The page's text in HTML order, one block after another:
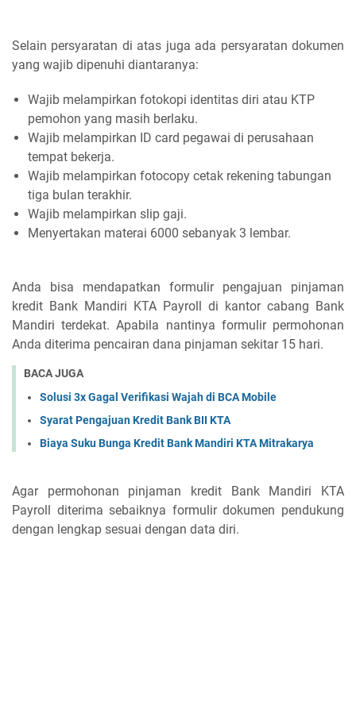
Selain persyaratan di atas juga ada persyaratan dokumen
yang wajib dipenuhi diantaranya:
Wajib melampirkan fotokopi identitas diri atau KTP
pemohon yang masih berlaku.
Wajib melampirkan ID card pegawai di perusahaan
tempat bekerja.
Wajib melampirkan fotocopy cetak rekening tabungan
tiga bulan terakhir.
Wajib melampirkan slip gaji.
Menyertakan materai 6000 sebanyak 3 lembar.
Anda bisa mendapatkan formulir pengajuan pinjaman
kredit Bank Mandiri KTA Payroll di kantor cabang Bank
Mandiri terdekat. Apabila nantinya formulir permohonan
Anda diterima pencairan dana pinjaman sekitar 15 hari.
BACA JUGA
Solusi 3x Gagal Verifikasi Wajah di BCA Mobile
Syarat Pengajuan Kredit Bank BII KTA
Biaya Suku Bunga Kredit Bank Mandiri KTA Mitrakarya
Agar permohonan pinjaman kredit Bank Mandiri KTA
Payroll diterima sebaiknya formulir dokumen pendukung
dengan lengkap sesuai dengan data diri.